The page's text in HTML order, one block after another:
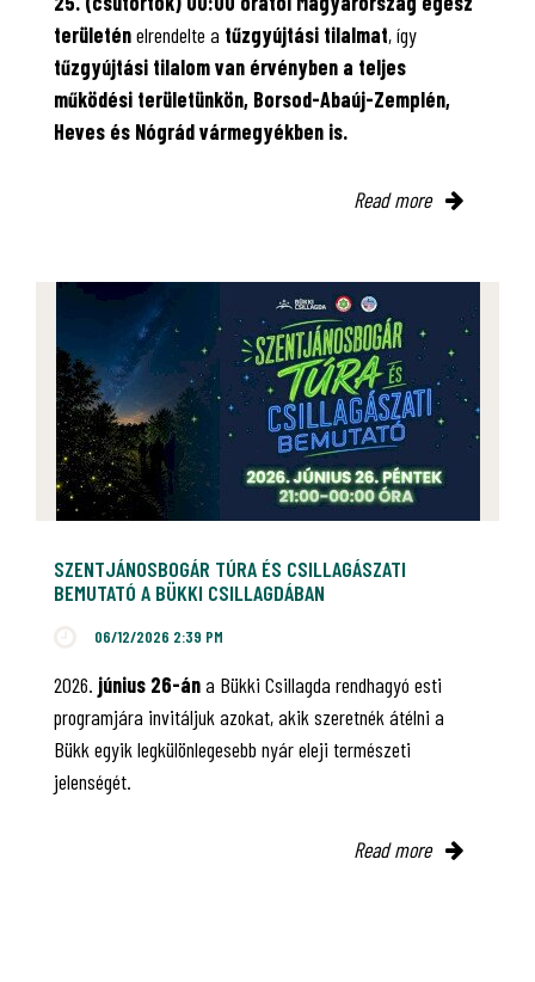
területénelrendelte a tűzgyújtási tilalmat, így
tűzgyújtási tilalom van érvényben a teljes
működési területünkön, Borsod-Abaúj-Zemplén,
Heves és Nógrád vármegyékben is.
Read more
SZENTJÁNOSBOGÁR TÚRA ÉS CSILLAGÁSZATI
BEMUTATÓ A BÜKKI CSILLAGDÁBAN
06/12/2026 2:39 PM
2026. június 26-ána Bükki Csillagda rendhagyó esti
programjára invitáljuk azokat, akik szeretnék átélni a
Bükk egyik legkülönlegesebb nyár eleji természeti
jelenségét.
Read more